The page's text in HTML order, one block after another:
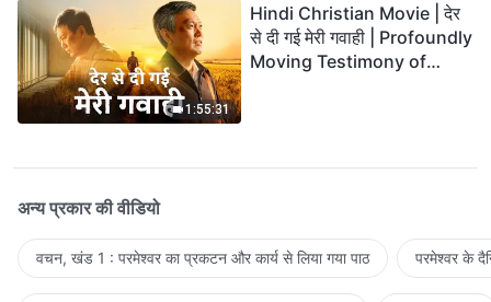
1:55:31
Hindi Christian Movie | देर
से दी गई मेरी गवाही | Profoundly
Moving Testimony of
अन्य प्रकार की वीडियो
वचन, खंड 1 : परमेश्वर का प्रकटन और कार्य से लिया गया पाठ परमेश्वर के